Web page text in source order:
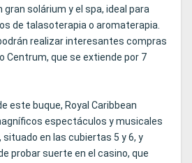
solárium y el spa, ideal para
de talasoterapia o aromaterapia.
realizar interesantes compras
Centrum, que se extiende por 7
este buque, Royal Caribbean
espectáculos y musicales
situado en las cubiertas 5 y 6, y
probar suerte en el casino, que